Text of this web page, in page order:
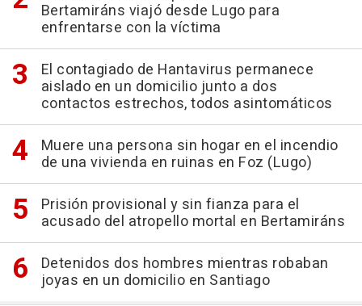
Bertamiráns viajó desde Lugo para
enfrentarse con la víctima
El contagiado de Hantavirus permanece
aislado en un domicilio junto a dos
contactos estrechos, todos asintomáticos
Muere una persona sin hogar en el incendio
de una vivienda en ruinas en Foz (Lugo)
Prisión provisional y sin fianza para el
acusado del atropello mortal en Bertamiráns
Detenidos dos hombres mientras robaban
joyas en un domicilio en Santiago